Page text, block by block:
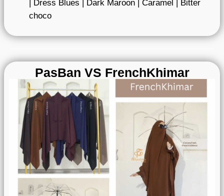
| Dress Blues | Dark Maroon | Caramel | Bitter
choco
PasBan VS FrenchKhimar